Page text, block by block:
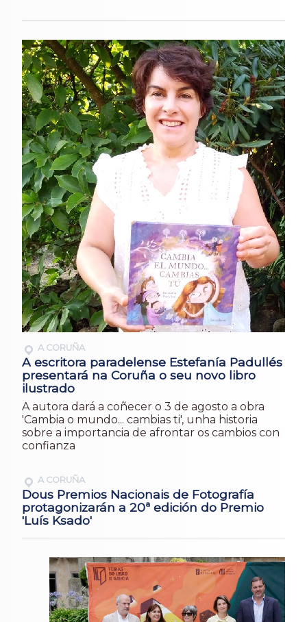
A CORUÑA
A escritora paradelense Estefanía Padullés
presentará na Coruña o seu novo libro
ilustrado
A autora dará a coñecer o 3 de agosto a obra
'Cambia o mundo... cambias ti', unha historia
sobre a importancia de afrontar os cambios con
confianza
A CORUÑA
Dous Premios Nacionais de Fotografía
protagonizarán a 20ª edición do Premio
'Luís Ksado'